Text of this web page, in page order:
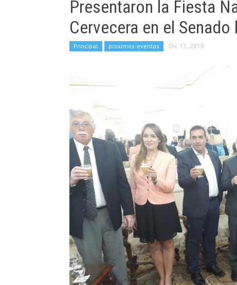
Presentaron la Fiesta
Cervecera en el
Principal proximos-eventos Dic 13, 2018